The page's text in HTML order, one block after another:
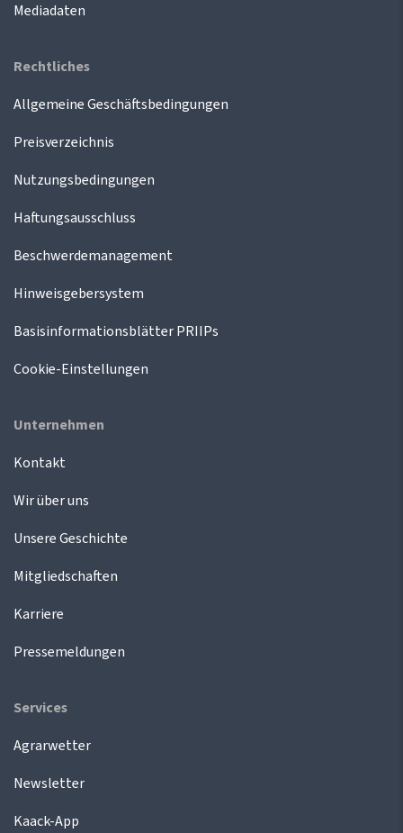
Mediadaten
Rechtliches
Allgemeine Geschäftsbedingungen
Preisverzeichnis
Nutzungsbedingungen
Haftungsausschluss
Beschwerdemanagement
Hinweisgebersystem
Basisinformationsblätter PRIIPs
Cookie-Einstellungen
Unternehmen
Kontakt
Wir über uns
Unsere Geschichte
Mitgliedschaften
Karriere
Pressemeldungen
Services
Agrarwetter
Newsletter
Kaack-App